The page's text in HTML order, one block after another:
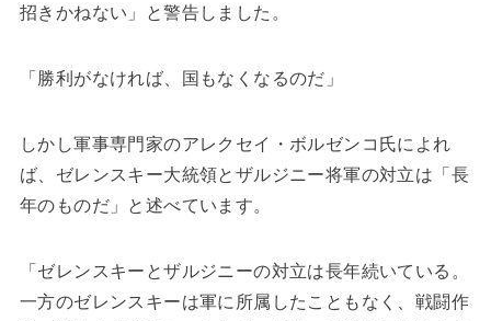
招きかねない」と警告しました。
「勝利がなければ、国もなくなるのだ」
しかし軍事専門家のアレクセイ・ボルゼンコ氏によれ
ば、ゼレンスキー大統領とザルジニー将軍の対立は「長
年のものだ」と述べています。
「ゼレンスキーとザルジニーの対立は長年続いている。
一方のゼレンスキーは軍に所属したこともなく、戦闘作